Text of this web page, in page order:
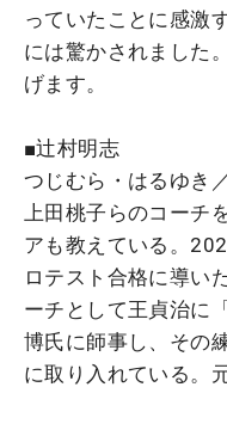
っていたことに感激
には驚かされました
げます。
■辻村明志
つじむら・はるゆき
上田桃子らのコーチ
アも教えている。
ロテスト合格に導い
ーチとして王貞治に
博氏に師事し、その
に取り入れている。